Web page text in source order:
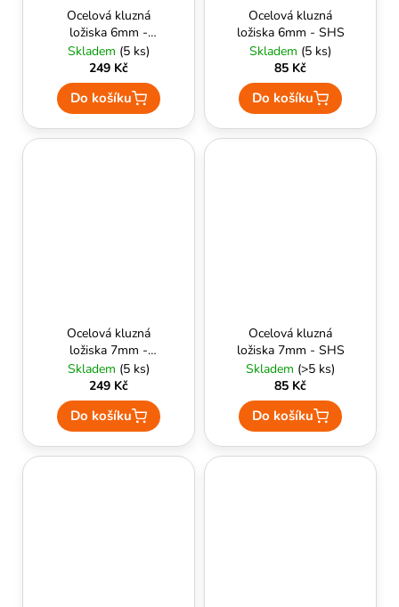
Ocelová kluzná
ložiska 6mm -
AirsoftParts
Skladem (5 ks)
249 Kč
Do košíku
Ocelová kluzná
ložiska 6mm - SHS
Skladem (5 ks)
85 Kč
Do košíku
Ocelová kluzná
ložiska 7mm -
AirsoftParts
Skladem (5 ks)
249 Kč
Do košíku
Ocelová kluzná
ložiska 7mm - SHS
Skladem (>5 ks)
85 Kč
Do košíku